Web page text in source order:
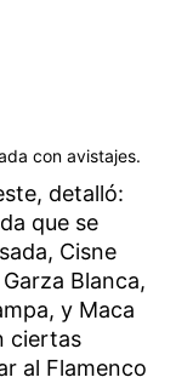
con avistajes.
detalló:
que se
Cisne
Blanca,
y Maca
ciertas
al Flamenco